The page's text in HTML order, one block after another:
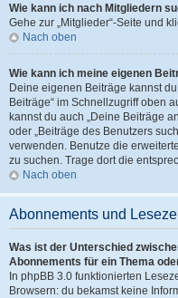
Wie kann ich nach Mitgliedern
Gehe zur „Mitglieder“-Seite und
Nach oben
Wie kann ich meine eigenen
Deine eigenen Beiträge kannst
Beiträge“ im Schnellzugriff oben
kannst du auch „Deine Beiträge
oder „Beiträge des Benutzers
verwenden. Benutze die
zu suchen. Trage dort die
Nach oben
Abonnements und
Was ist der Unterschied
Abonnements für ein Thema
In phpBB 3.0 funktionierten
Browsern: du bekamst keine